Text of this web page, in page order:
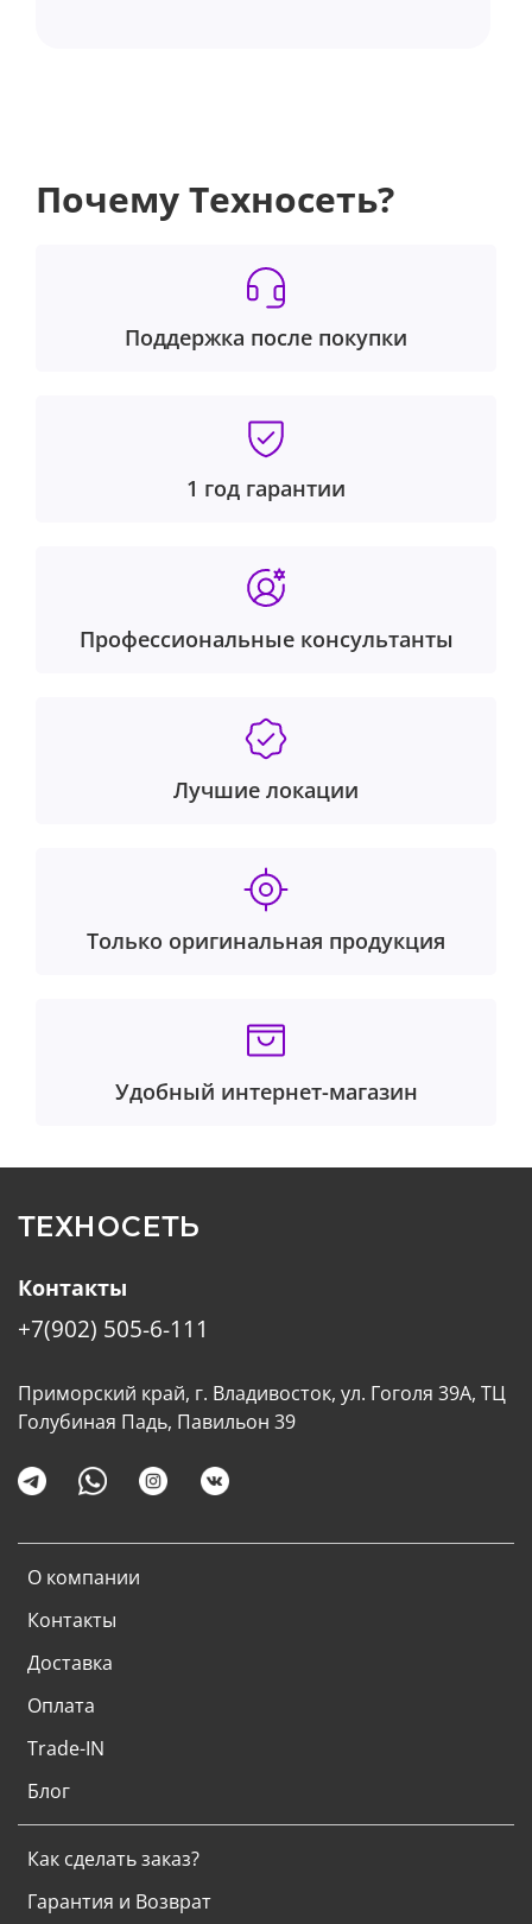
Почему Техносеть?
Поддержка после покупки
1 год гарантии
Профессиональные консультанты
Лучшие локации
Только оригинальная продукция
Удобный интернет-магазин
ТЕХНОСЕТЬ
О компании
Контакты
Доставка
Оплата
Trade-IN
Блог
Как сделать заказ?
Гарантия и Возврат
Контакты
+7(902) 505-6-111
Приморский край, г. Владивосток, ул. Гоголя 39А, ТЦ
Голубиная Падь, Павильон 39